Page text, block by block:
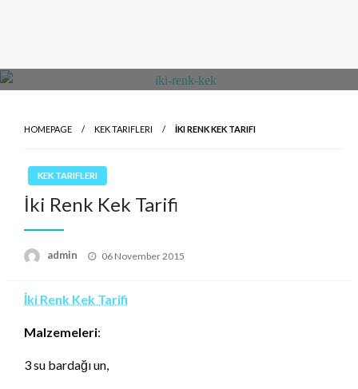
HOMEPAGE KEK TARIFLERI İKI RENK KEK TARIFI
KEK TARIFLERI
İki Renk Kek Tarifi
admin
Posted
06 November 2015
İki Renk Kek Tarifi
Malzemeleri:
3 su bardağı un,